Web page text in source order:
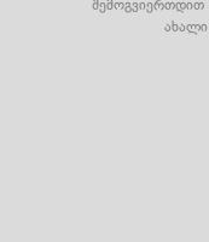
შემოგვიერთდით
ახალი